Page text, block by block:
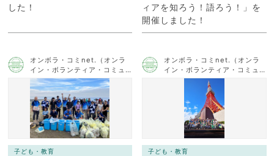
した！
ィアを知ろう！語ろう！」を
開催しました！
オンボラ・コミnet.（オンラ
イン・ボランティア・コミュ
ニケーション・ネットワー
ク）
子ども・教育
オンボラ・コミnet.（オンラ
イン・ボランティア・コミュ
ニケーション・ネットワー
子ども・教育